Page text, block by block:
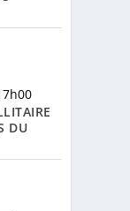
DU